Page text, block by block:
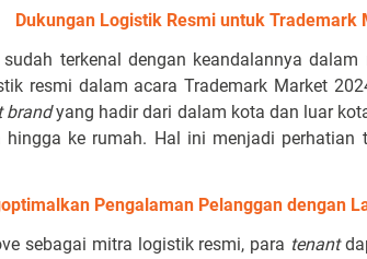
Dukungan Logistik Resmi untuk Trademark
terkenal dengan keandalannya
resmi dalam acara Trademark Market
brandyang hadir dari dalam kota dan luar
hingga ke rumah. Hal ini menjadi
Pengalaman Pelanggan dengan
sebagai mitra logistik resmi, para tenant